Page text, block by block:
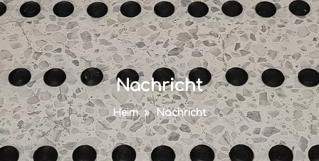
Nachricht
Heim » Nachricht